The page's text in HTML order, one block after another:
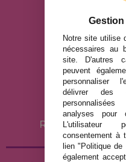
POLITIQUE
RETOURS /
Notre site utilise
nécessaires au
site. D'autres
peuvent
personnaliser
délivrer des
analyses pour
consentement à
lien "Politique
également